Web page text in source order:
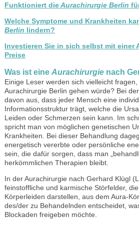
Funktioniert dieAurachirurgie Berlin
Welche Symptome und Krankheiten
Berlin lindern?
Investieren Sie in sich selbst mit einer
Preise
Was ist eine Aurachirurgienach
Einige Leser werden sich vielleicht
Aurachirurgie Berlin gehen würde? Bei
davon aus, dass jeder Mensch eine
Informationsstruktur trägt, welche die
Leiden oder Schmerzen sein kann. Im
spricht man von möglichen genetischen
Krankheiten. Bei dieser Behandlung
energetisch vererbte oder persönliche
sein, die dafür sorgen, dass man
herkömmlichen Therapien bleibt.
In der Aurachirurgie nach Gerhard Klügl
feinstoffliche und karmische Störfelder,
Körperleiden darstellen, aus dem Aura-
des/der zu Behandelnden entscheidet,
Blockaden freigeben möchte.